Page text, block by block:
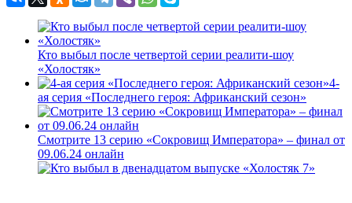
Кто выбыл после четвертой серии реалити-шоу
«Холостяк»
4-
ая серия «Последнего героя: Африканский сезон»
Смотрите 13 серию «Сокровищ Императора» – финал от
09.06.24 онлайн